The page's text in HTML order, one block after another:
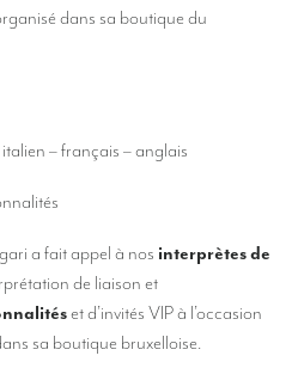
dans sa boutique du
italien – français – anglais
a fait appel à nos interprètes de
de liaison et
et d’invités VIP à l’occasion
sa boutique bruxelloise.